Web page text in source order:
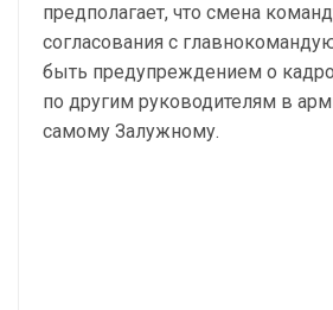
предполагает, что смена
согласования с
быть предупреждением о
по другим руководителям в
самому Залужному.